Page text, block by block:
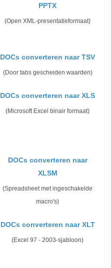
PPTX
(Open XML-presentatieformaat)
DOCs converteren naar TSV
(Door tabs gescheiden waarden)
DOCs converteren naar XLS
(Microsoft Excel binair formaat)
DOCs converteren naar
XLSM
(Spreadsheet met ingeschakelde
macro's)
DOCs converteren naar XLT
(Excel 97 - 2003-sjabloon)